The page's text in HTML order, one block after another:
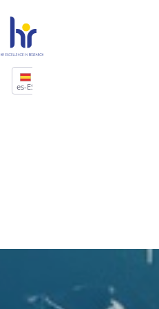
es-ES